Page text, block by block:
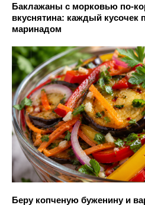
Баклажаны с морковью по-
вкуснятина: каждый кусочек
маринадом
Беру копченую буженину и